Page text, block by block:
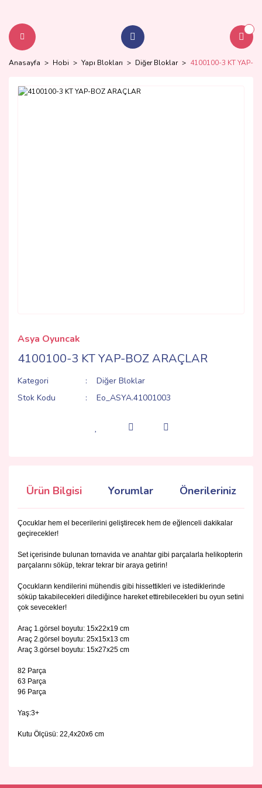
Anasayfa Hobi Yapı Blokları Diğer Bloklar 4100100-3 KT YAP-
Asya Oyuncak
4100100-3 KT YAP-BOZ ARAÇLAR
Kategori
Diğer Bloklar
Stok Kodu
Eo_ASYA.41001003
Ürün Bilgisi Yorumlar Önerileriniz
Çocuklar hem el becerilerini geliştirecek hem de eğlenceli dakikalar
geçirecekler!
Set içerisinde bulunan tornavida ve anahtar gibi parçalarla helikopterin
parçalarını söküp, tekrar tekrar bir araya getirin!
Çocukların kendilerini mühendis gibi hissettikleri ve istediklerinde
söküp takabilecekleri dilediğince hareket ettirebilecekleri bu oyun setini
çok sevecekler!
Araç 1.görsel boyutu: 15x22x19 cm
Araç 2.görsel boyutu: 25x15x13 cm
Araç 3.görsel boyutu: 15x27x25 cm
82 Parça
63 Parça
96 Parça
Yaş:3+
Kutu Ölçüsü: 22,4x20x6 cm
kullanarak tarafımıza iletebilirsiniz.